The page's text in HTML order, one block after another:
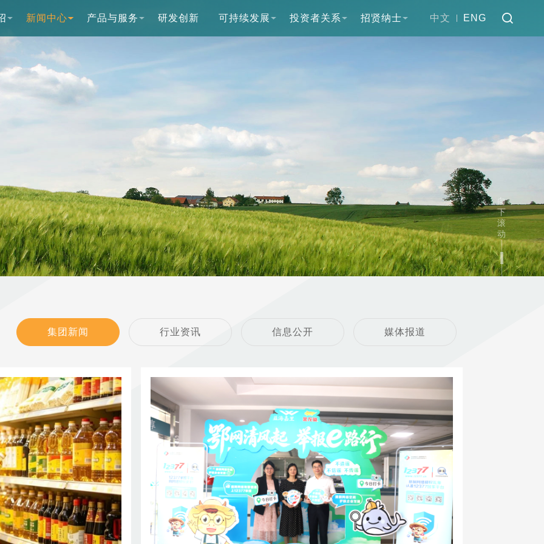
中文 ENG
新闻中心 产品与服务 研发创新 可持续发展 投资者关系 招贤纳士
向
下
滚
动
集团新闻 行业资讯 信息公开 媒体报道